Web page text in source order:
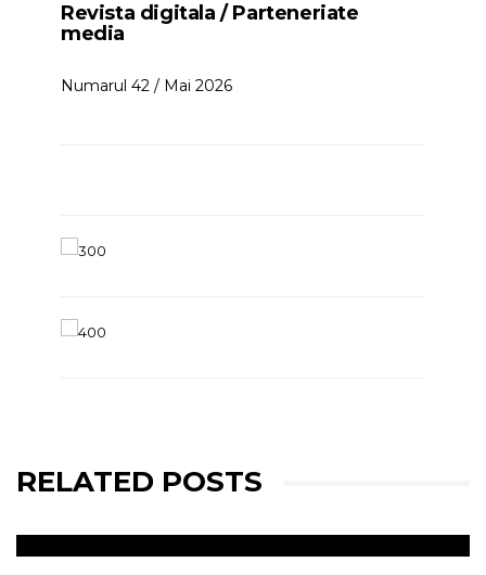
Revista digitala / Parteneriate
media
Numarul 42 / Mai 2026
RELATED POSTS